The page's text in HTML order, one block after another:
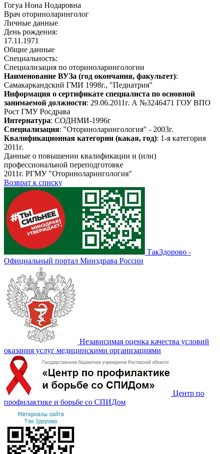
Гогуа Нона Нодаровна
Врач оториноларинголог
Личные данные
День рождения:
17.11.1971
Общие данные
Специальность:
Специализация по оториноларингологии
Наименование ВУЗа (год окончания, факультет):
Самакаркандский ГМИ 1998г., "Педиатрия"
Информация о сертификате специалиста по основной
занимаемой должности: 29.06.2011г. А №3246471 ГОУ ВПО
Рост ГМУ Росдрава
Интернатура: СОДНМИ-1996г
Специализация: "Оториноларингология" - 2003г.
Квалификационная категории (какая, год): 1-я категория
2011г.
Данные о повышении квалификации и (или)
профессиональной переподготовке
2011г. РГМУ "Оториноларингология"
Возврат к списку
ТакЗдорово -
Официальный портал Минздрава России
Независимая оценка качества условий
оказания услуг медицинскими организациями
Центр по
профилактике и борьбе со СПИДом